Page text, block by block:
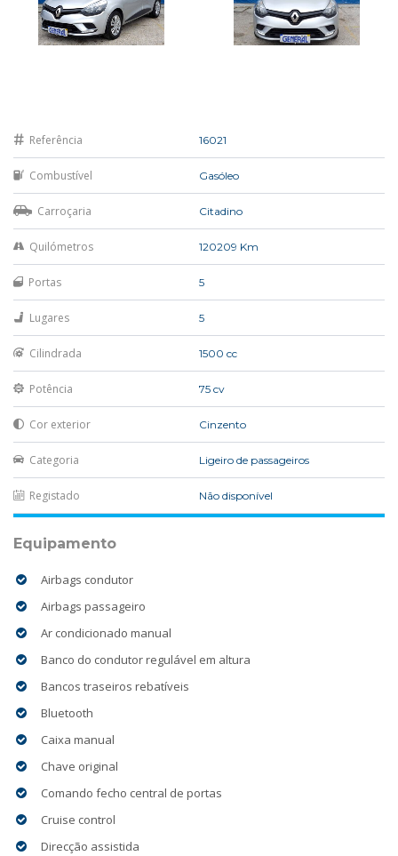
Referência 16021
Combustível Gasóleo
Carroçaria Citadino
Quilómetros 120209 Km
Portas 5
Lugares 5
Cilindrada 1500 cc
Potência 75 cv
Cor exterior Cinzento
Categoria Ligeiro de passageiros
Registado Não disponível
Equipamento
Airbags condutor
Airbags passageiro
Ar condicionado manual
Banco do condutor regulável em altura
Bancos traseiros rebatíveis
Bluetooth
Caixa manual
Chave original
Comando fecho central de portas
Cruise control
Direcção assistida